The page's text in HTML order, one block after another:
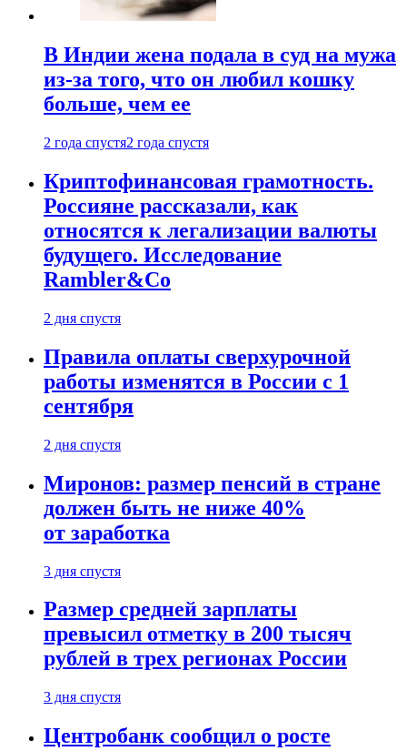
В Индии жена подала в суд на мужа
из-за того, что он любил кошку
больше, чем ее
2 года спустя2 года спустя
Криптофинансовая грамотность.
Россияне рассказали, как
относятся к легализации валюты
будущего. Исследование
Rambler&Co
2 дня спустя
Правила оплаты сверхурочной
работы изменятся в России с 1
сентября
2 дня спустя
Миронов: размер пенсий в стране
должен быть не ниже 40%
от заработка
3 дня спустя
Размер средней зарплаты
превысил отметку в 200 тысяч
рублей в трех регионах России
3 дня спустя
Центробанк сообщил о росте